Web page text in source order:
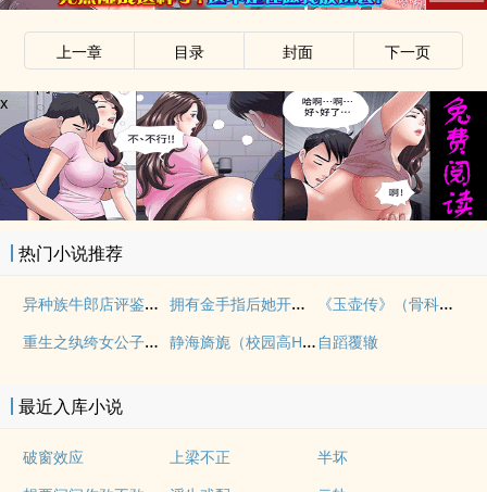
上一章 目录 封面 下一页
x
热门小说推荐
异种族牛郎店评鉴指南 拥有金手指后她开始为所欲为（nph）
《玉壶传》（骨科）（兄妹）（np）
重生之纨绔女公子（NPH）
静海旖旎（校园高H） 自蹈覆辙
最近入库小说
破窗效应 上梁不正
半坏